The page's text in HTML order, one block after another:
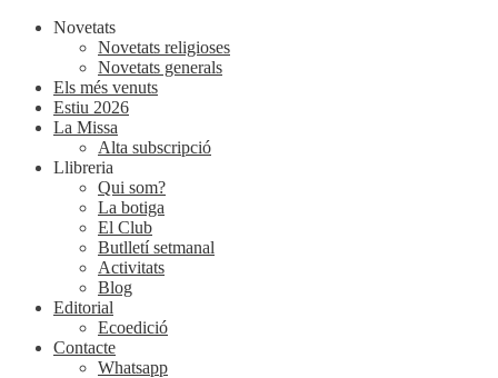
Novetats
Novetats religioses
Novetats generals
Els més venuts
Estiu 2026
La Missa
Alta subscripció
Llibreria
Qui som?
La botiga
El Club
Butlletí setmanal
Activitats
Blog
Editorial
Ecoedició
Contacte
Whatsapp